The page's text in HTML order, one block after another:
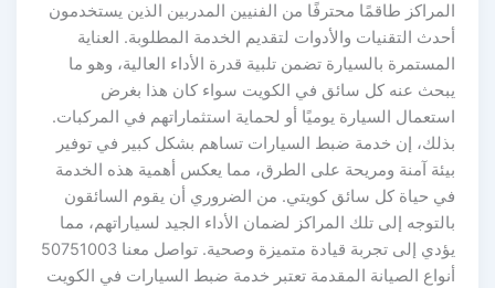
المراكز طاقمًا محترفًا من الفنيين المدربين الذين يستخدمون
أحدث التقنيات والأدوات لتقديم الخدمة المطلوبة. العناية
المستمرة بالسيارة تضمن تلبية قدرة الأداء العالية، وهو ما
يبحث عنه كل سائق في الكويت سواء كان هذا بغرض
استعمال السيارة يوميًا أو لحماية استثماراتهم في المركبات.
بذلك، إن خدمة ضبط السيارات تساهم بشكل كبير في توفير
بيئة آمنة ومريحة على الطرق، مما يعكس أهمية هذه الخدمة
في حياة كل سائق كويتي. من الضروري أن يقوم السائقون
بالتوجه إلى تلك المراكز لضمان الأداء الجيد لسياراتهم، مما
يؤدي إلى تجربة قيادة متميزة وصحية. تواصل معنا 50751003
أنواع الصيانة المقدمة تعتبر خدمة ضبط السيارات في الكويت